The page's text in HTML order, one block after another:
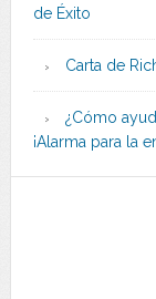
de Éxito
Carta de
¿Cómo
¡Alarma para la